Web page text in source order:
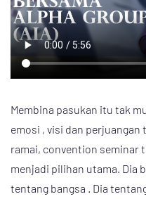
Membina pasukan itu tak
emosi , visi dan perjuangan
ramai, convention seminar
menjadi pilihan utama. Dia
tentang bangsa . Dia